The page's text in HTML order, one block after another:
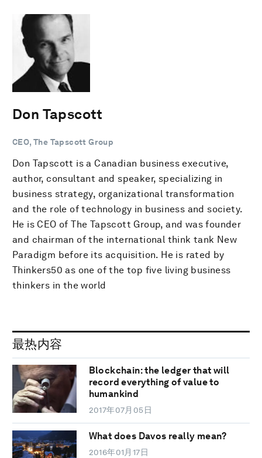
Don Tapscott
CEO, The Tapscott Group
Don Tapscott is a Canadian business executive,
author, consultant and speaker, specializing in
business strategy, organizational transformation
and the role of technology in business and society.
He is CEO of The Tapscott Group, and was founder
and chairman of the international think tank New
Paradigm before its acquisition. He is rated by
Thinkers50 as one of the top five living business
thinkers in the world
最热内容
Blockchain: the ledger that will
record everything of value to
humankind
2017年07月05日
What does Davos really mean?
2016年01月17日